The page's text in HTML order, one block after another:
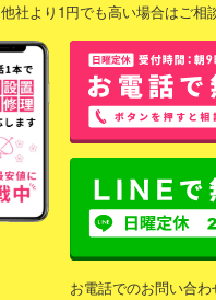
他社より1円でも高い場合はご相
お電話でのお問い合